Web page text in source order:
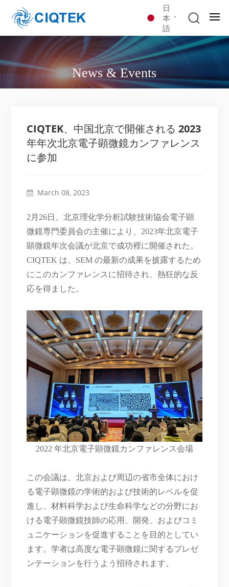
日
本
語
News & Events
CIQTEK、中国北京で開催される 2023
年年次北京電子顕微鏡カンファレンス
に参加
March 08, 2023
2月26日、北京理化学分析試験技術協会電子顕
微鏡専門委員会の主催により、2023年北京電子
顕微鏡年次会議が北京で成功裡に開催された。
CIQTEK は、SEM の最新の成果を披露するため
にこのカンファレンスに招待され、熱狂的な反
応を得ました。
2022 年北京電子顕微鏡カンファレンス会場
この会議は、北京および周辺の省市全体におけ
る電子顕微鏡の学術的および技術的レベルを促
進し、材料科学および生命科学などの分野にお
ける電子顕微鏡技師の応用、開発、およびコミ
ュニケーションを促進することを目的としてい
ます。学者は高度な電子顕微鏡に関するプレゼ
ンテーションを行うよう招待されます。